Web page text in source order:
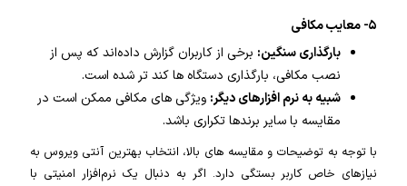
۵- معایب مکافی
بارگذاری سنگین: برخی از کاربران گزارش داده‌اند که پس از
نصب مکافی، بارگذاری دستگاه ها کند تر شده است.
شبیه به نرم افزارهای دیگر: ویژگی های مکافی ممکن است در
مقایسه با سایر برندها تکراری باشد.
با توجه به توضیحات و مقایسه های بالا، انتخاب بهترین آنتی ویروس به
نیازهای خاص کاربر بستگی دارد. اگر به دنبال یک نرم‌افزار امنیتی با